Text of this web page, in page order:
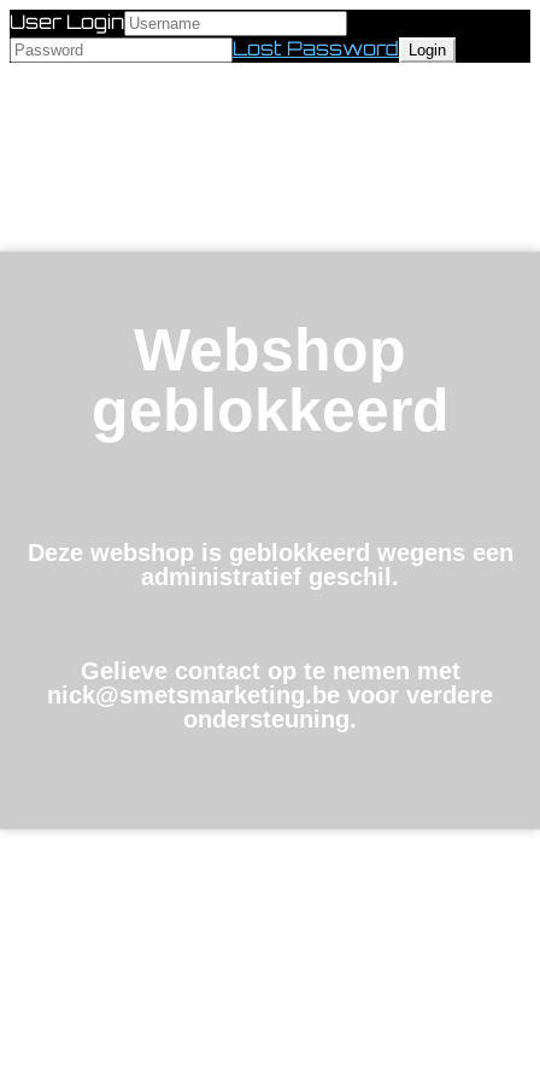
Webshop
geblokkeerd
Deze webshop is geblokkeerd wegens een
administratief geschil.
Gelieve contact op te nemen met
nick@smetsmarketing.be voor verdere
ondersteuning.
User Login
Lost Password